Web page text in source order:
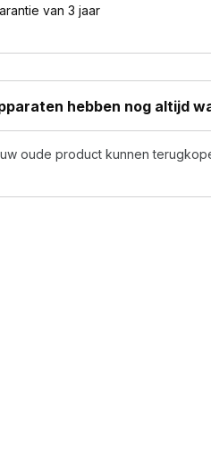
van 3 jaar
hebben nog altijd
oude product kunnen